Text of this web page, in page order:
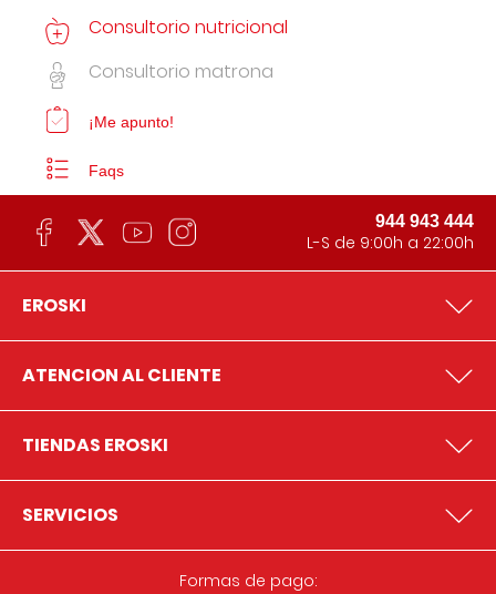
Consultorio nutricional
Consultorio matrona
¡Me apunto!
Faqs
944 943 444
L-S de 9:00h a 22:00h
EROSKI
ATENCION AL CLIENTE
TIENDAS EROSKI
SERVICIOS
Formas de pago: